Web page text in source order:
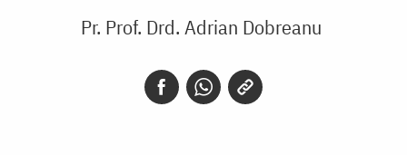
Pr. Prof. Drd. Adrian Dobreanu